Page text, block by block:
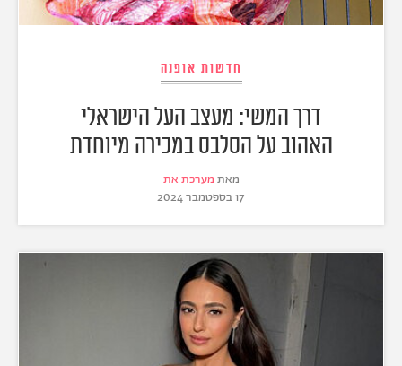
חדשות אופנה
דרך המשי: מעצב העל הישראלי
האהוב על הסלבס במכירה מיוחדת
מאת מערכת את
17 בספטמבר 2024